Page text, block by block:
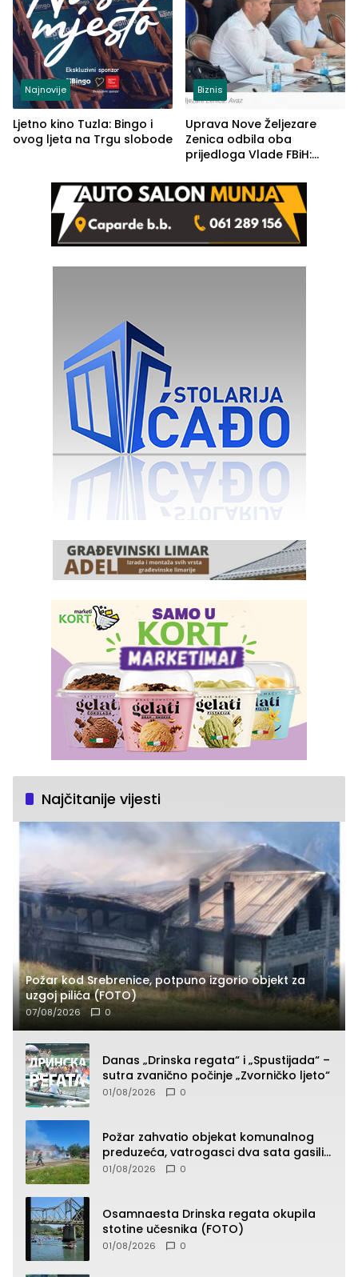
Najnovije
Ljetno kino Tuzla: Bingo i
ovog ljeta na Trgu slobode
Biznis
Uprava Nove Željezare
Zenica odbila oba
prijedloga Vlade FBiH:
rješenje
Najčitanije vijesti
Požar kod Srebrenice, potpuno izgorio objekt za
uzgoj pilića (FOTO)
07/08/2026 0
Danas „Drinska regata“ i „Spustijada“ –
sutra zvanično počinje „Zvorničko ljeto“
01/08/2026 0
Požar zahvatio objekat komunalnog
preduzeća, vatrogasci dva sata gasili
vatru (FOTO)
01/08/2026 0
Osamnaesta Drinska regata okupila
stotine učesnika (FOTO)
01/08/2026 0